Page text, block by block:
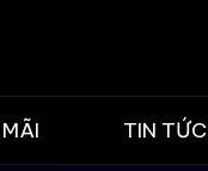
TIN TỨC